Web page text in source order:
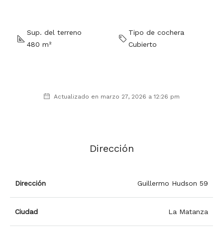
Sup. del terreno
480 m²
Tipo de cochera
Cubierto
Actualizado en marzo 27, 2026 a 12:26 pm
Dirección
Dirección Guillermo Hudson 59
Ciudad La Matanza